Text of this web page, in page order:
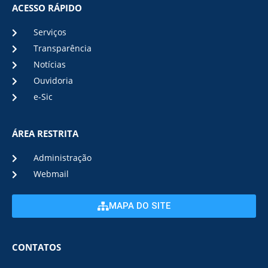
ACESSO RÁPIDO
Serviços
Transparência
Notícias
Ouvidoria
e-Sic
ÁREA RESTRITA
Administração
Webmail
MAPA DO SITE
CONTATOS